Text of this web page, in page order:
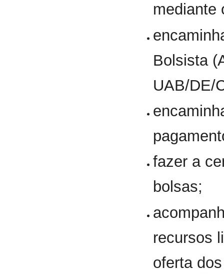
mediante
Bolsista
UAB/DE/
fazer a
bolsas;
recursos
oferta